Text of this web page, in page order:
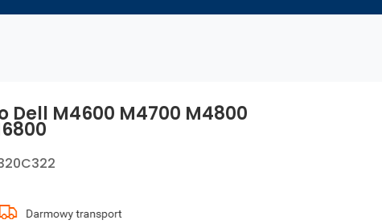
Dell M4600 M4700 M4800